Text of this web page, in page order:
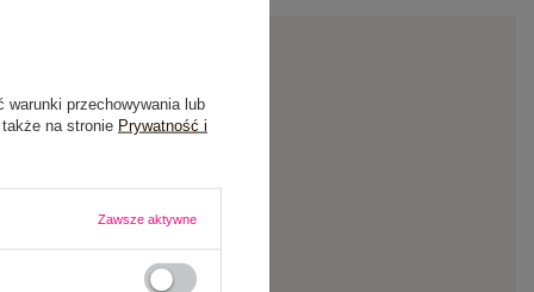
warunki przechowywania lub
na stronie Prywatność i
Zawsze aktywne